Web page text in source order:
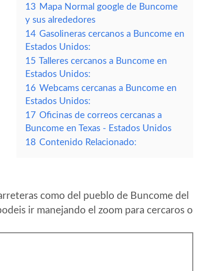
13 Mapa Normal google de Buncome
y sus alrededores
14 Gasolineras cercanos a Buncome en
Estados Unidos:
15 Talleres cercanos a Buncome en
Estados Unidos:
16 Webcams cercanas a Buncome en
Estados Unidos:
17 Oficinas de correos cercanas a
Buncome en Texas - Estados Unidos
18 Contenido Relacionado:
como del pueblo de Buncome del
ir manejando el zoom para cercaros o